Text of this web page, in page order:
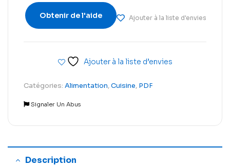
Obtenir de l'aide Ajouter à la liste d'envies
Ajouter à la liste d’envies
Catégories: Alimentation,Cuisine, PDF
Signaler Un Abus
Description